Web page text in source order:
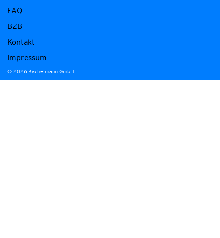
FAQ
B2B
Kontakt
Impressum
© 2026 Kachelmann GmbH